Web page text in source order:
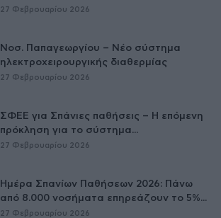
27 Φεβρουαρίου 2026
Νοσ. Παπαγεωργίου – Νέο σύστημα
ηλεκτροχειρουργικής διαθερμίας
27 Φεβρουαρίου 2026
ΣΦΕΕ για Σπάνιες παθήσεις – Η επόμενη
πρόκληση για το σύστημα...
27 Φεβρουαρίου 2026
Ημέρα Σπανίων Παθήσεων 2026: Πάνω
από 8.000 νοσήματα επηρεάζουν το 5%...
27 Φεβρουαρίου 2026